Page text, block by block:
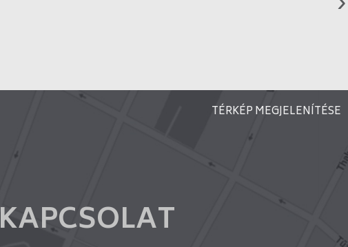
TÉRKÉP MEGJELENÍTÉSE
KAPCSOLAT